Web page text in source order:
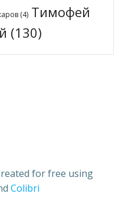
(4) Тимофей
(130)
for free using
Colibri